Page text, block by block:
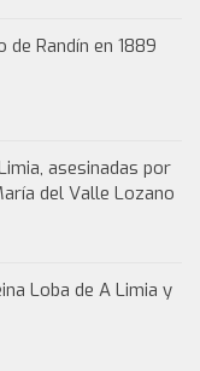
de Randín en 1889
asesinadas por
del Valle Lozano
Loba de A Limia y